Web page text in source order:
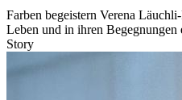
Farben begeistern Verena
Leben und in ihren
Story